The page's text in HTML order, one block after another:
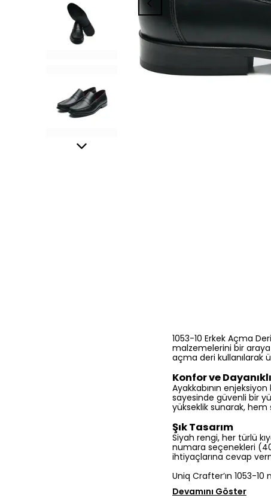
1053-10 Erkek Açma
malzemelerini bir araya
açma deri kullanılarak
Konfor ve
Ayakkabının
sayesinde güvenli bir
yükseklik sunarak, hem
Şık Tasarım
Siyah rengi, her türlü
numara seçenekleri
ihtiyaçlarına cevap
Uniq Crafter’ın 1053-
Devamını Göster